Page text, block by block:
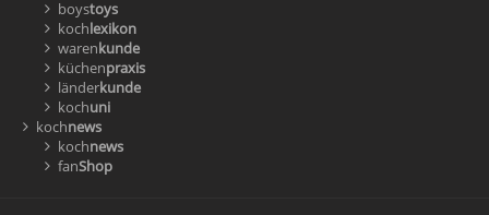
boystoys
kochlexikon
warenkunde
küchenpraxis
länderkunde
kochuni
kochnews
kochnews
fanShop